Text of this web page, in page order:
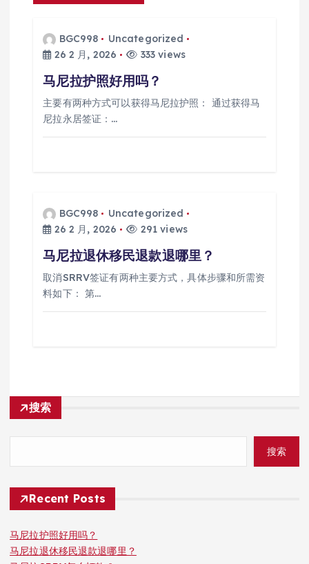
BGC998
Uncategorized
26 2 月, 2026
333 views
马尼拉护照好用吗？
主要有两种方式可以获得马尼拉护照： 通过获得马
尼拉永居签证：…
BGC998
Uncategorized
26 2 月, 2026
291 views
马尼拉退休移民退款退哪里？
取消SRRV签证有两种主要方式，具体步骤和所需资
料如下： 第…
搜索
搜索
Recent Posts
马尼拉护照好用吗？
马尼拉退休移民退款退哪里？